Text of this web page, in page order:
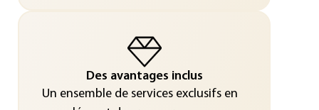
Des avantages inclus
Un ensemble de services exclusifs en